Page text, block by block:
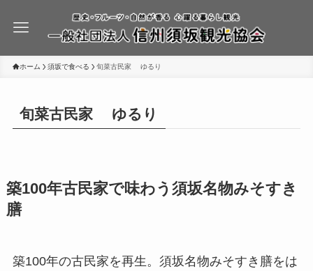
ホーム 須坂で食べる 旬菜古民家 ゆるり
旬菜古民家 ゆるり
築100年古民家で味わう須坂名物みそすき
膳
築100年の古民家を再生。須坂名物みそすき膳をは